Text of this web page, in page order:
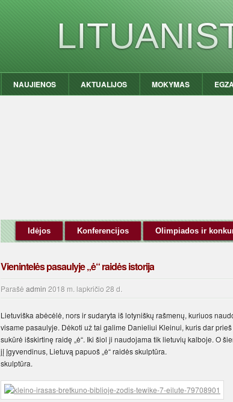
NAUJIENOS AKTUALIJOS MOKYMAS
Idėjos Konferencijos Olimpiados ir
Vienintelės pasaulyje „ė“ raidės istorija
Parašė admin 2018 m. lapkričio 28 d.
Lietuviška abėcėlė, nors ir sudaryta iš lotyniškų rašmenų, kuriuos
visame pasaulyje. Dėkoti už tai galime Danieliui Kleinui, kuris dar
sukūrė išskirtinę raidę „ė“. Iki šiol ji naudojama tik lietuvių kalboje. O
jį įgyvendinus, Lietuvą papuoš „ė“ raidės skulptūra.
skulptūra.